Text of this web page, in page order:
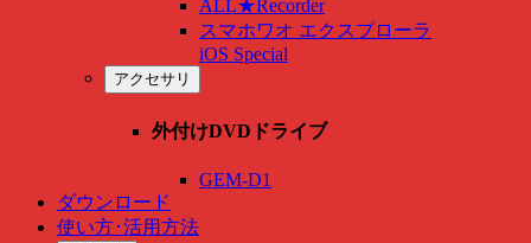
ALL★Recorder
スマホワオ エクスプローラ
iOS Special
アクセサリ
外付けDVDドライブ
GEM-D1
ダウンロード
使い方･活用方法